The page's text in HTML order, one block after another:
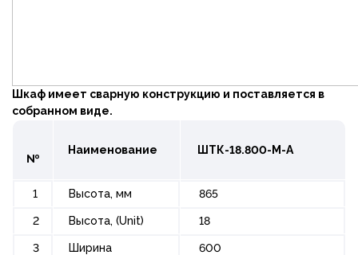
Шкаф имеет сварную конструкцию и поставляется в
собранном виде.
№
Наименование ШТК-18.800-М-А
1 Высота, мм 865
2 Высота, (Unit) 18
3 Ширина 600